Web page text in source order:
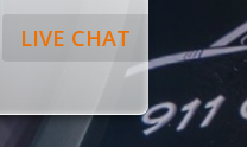
LIVE CHAT